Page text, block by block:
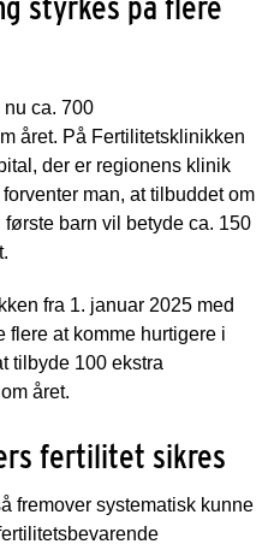
ca. 700
året. På Fertilitetsklinikken
der er regionens klinik
man, at tilbuddet om
barn vil betyde ca. 150
fra 1. januar 2025 med
flere at komme hurtigere i
tilbyde 100 ekstra
året.
fertilitet sikres
fremover systematisk kunne